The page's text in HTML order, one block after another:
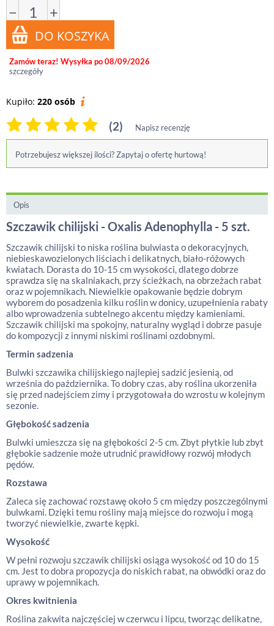
− +
Zamów teraz! Wysyłka po 08/09/2026
szczegóły
Kupiło: 220 osób
(2) Napisz recenzję
Potrzebujesz większej ilości? Zapytaj o ofertę hurtową!
Opis
Szczawik chilijski - Oxalis Adenophylla - 5 szt.
Szczawik chilijski to niska roślina bulwiasta o dekoracyjnych,
niebieskawozielonych liściach i delikatnych, biało-różowych
kwiatach. Dorasta do 10-15 cm wysokości, dlatego dobrze
sprawdza się na skalniakach, przy ścieżkach, na obrzeżach rabat
oraz w pojemnikach. Niewielkie opakowanie będzie dobrym
wyborem do posadzenia kilku roślin w donicy, uzupełnienia rabaty
albo wprowadzenia subtelnego akcentu między kamieniami.
Szczawik chilijski ma spokojny, naturalny wygląd i dobrze pasuje
do kompozycji z innymi niskimi roślinami ozdobnymi.
Termin sadzenia
Bulwki szczawika chilijskiego najlepiej sadzić jesienią, od
września do października. To dobry czas, aby roślina ukorzeniła
się przed nadejściem zimy i przygotowała do wzrostu w kolejnym
sezonie.
Głębokość sadzenia
Bulwki umieszcza się na głębokości 2-5 cm. Zbyt płytkie lub zbyt
głębokie sadzenie może utrudnić prawidłowy rozwój młodych
pędów.
Rozstawa
Zaleca się zachować rozstawę około 5 cm między poszczególnymi
bulwkami. Dzięki temu rośliny mają miejsce do rozwoju i mogą
tworzyć niewielkie, zwarte kępki.
Wysokość
W pełni rozwoju szczawik chilijski osiąga wysokość od 10 do 15
cm. Jest to dobra propozycja do niskich rabat, na obwódki oraz do
uprawy w pojemnikach.
Okres kwitnienia
Roślina zakwita najczęściej w czerwcu i lipcu, tworząc delikatne,